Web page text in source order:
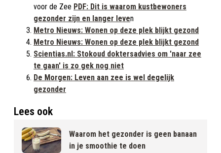
voor de Zee PDF: Dit is waarom kustbewoners
gezonder zijn en langer leven
Metro Nieuws: Wonen op deze plek blijkt gezond
Metro Nieuws: Wonen op deze plek blijkt gezond
Scientias.nl: Stokoud doktersadvies om 'naar zee
te gaan' is zo gek nog niet
De Morgen: Leven aan zee is wel degelijk
gezonder
Lees ook
Waarom het gezonder is geen banaan
in je smoothie te doen